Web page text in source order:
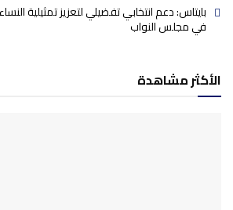
بايتاس: دعم انتخابي تفضيلي لتعزيز تمثيلية
في مجلس النواب
الأكثر مشاهدة